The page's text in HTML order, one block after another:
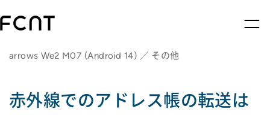
arrows We2 M07 (Android 14) ／ その他
赤外線でのアドレス帳の転送は